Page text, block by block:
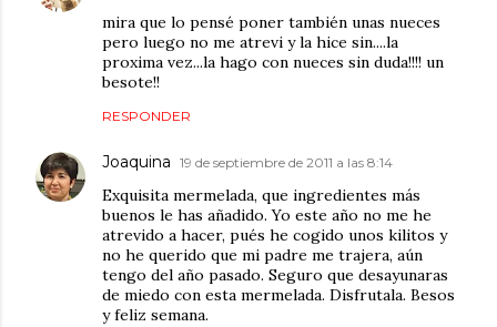
mira que lo pensé poner también unas nueces
pero luego no me atrevi y la hice sin....la
proxima vez...la hago con nueces sin duda!!!! un
besote!!
RESPONDER
Joaquina 19 de septiembre de 2011 a las 8:14
Exquisita mermelada, que ingredientes más
buenos le has añadido. Yo este año no me he
atrevido a hacer, pués he cogido unos kilitos y
no he querido que mi padre me trajera, aún
tengo del año pasado. Seguro que desayunaras
de miedo con esta mermelada. Disfrutala. Besos
y feliz semana.